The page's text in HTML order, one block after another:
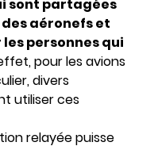
sont partagées
aéronefs et
personnes qui
pour les avions
divers
utiliser ces
relayée puisse